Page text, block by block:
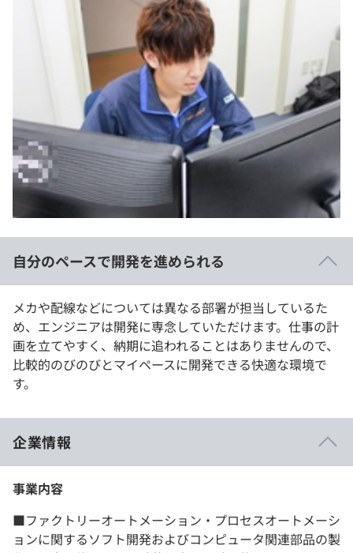
自分のペースで開発を進められる
メカや配線などについては異なる部署が担当しているた
め、エンジニアは開発に専念していただけます。仕事の計
画を立てやすく、納期に追われることはありませんので、
比較的のびのびとマイペースに開発できる快適な環境で
す。
企業情報
事業内容
■ファクトリーオートメーション・プロセスオートメーシ
ョンに関するソフト開発およびコンピュータ関連部品の製